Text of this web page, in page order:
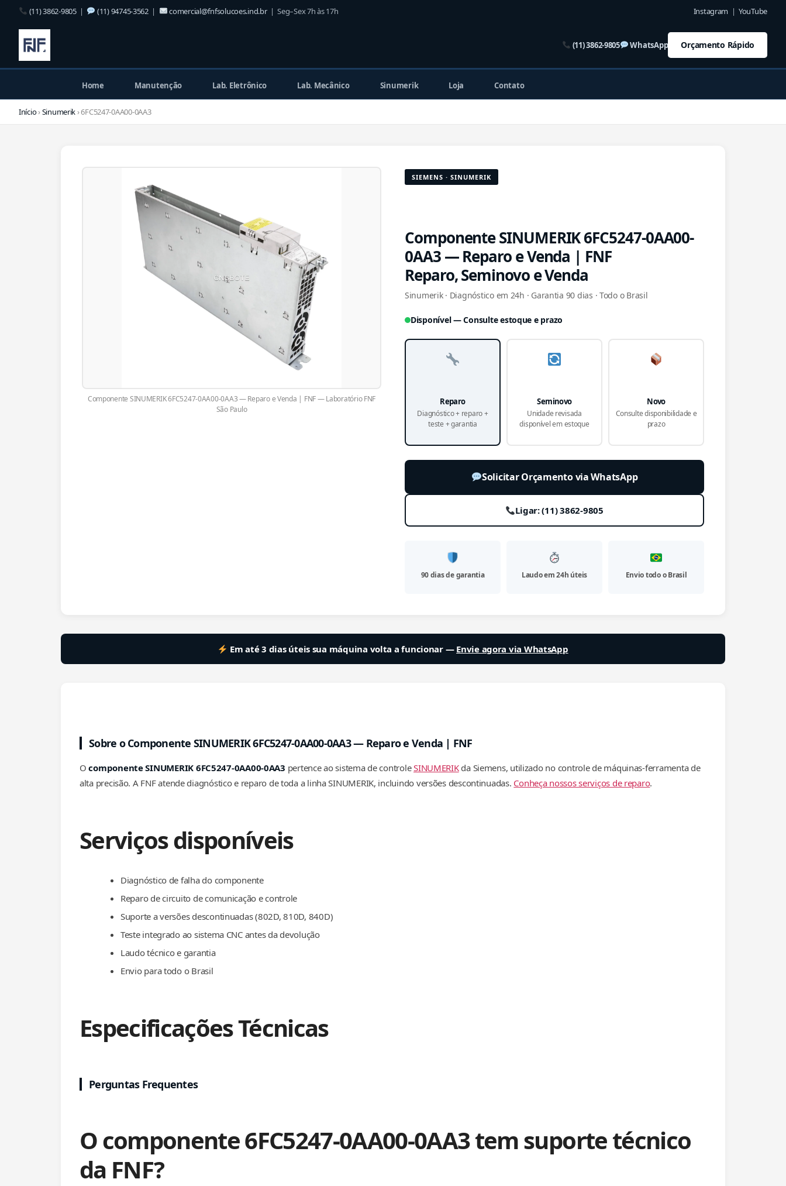
(11) 3862-9805| (11) 94745-3562| comercial@fnfsolucoes.ind.br| Seg–Sex 7h às 17h Instagram | YouTube
(11) 3862-9805 WhatsApp Orçamento Rápido
Home Manutenção Lab. Eletrônico Lab. Mecânico Sinumerik Loja Contato
Início›Sinumerik› 6FC5247-0AA00-0AA3
Componente SINUMERIK 6FC5247-0AA00-0AA3 — Reparo e Venda | FNF — Laboratório FNF
São Paulo
SIEMENS · SINUMERIK
Componente SINUMERIK 6FC5247-0AA00-
0AA3 — Reparo e Venda | FNF
Reparo, Seminovo e Venda
Sinumerik · Diagnóstico em 24h · Garantia 90 dias · Todo o Brasil
Disponível — Consulte estoque e prazo
Reparo
Diagnóstico + reparo +
teste + garantia
Seminovo
Unidade revisada
disponível em estoque
Novo
Consulte disponibilidade e
prazo
Solicitar Orçamento via WhatsApp
Ligar: (11) 3862-9805
90 dias de garantia Laudo em 24h úteis Envio todo o Brasil
Em até 3 dias úteis sua máquina volta a funcionar — Envie agora via WhatsApp
Sobre o Componente SINUMERIK 6FC5247-0AA00-0AA3 — Reparo e Venda | FNF
Ocomponente SINUMERIK 6FC5247-0AA00-0AA3 pertence ao sistema de controleSINUMERIKda Siemens, utilizado no controle de máquinas-ferramenta de
alta precisão. A FNF atende diagnóstico e reparo de toda a linha SINUMERIK, incluindo versões descontinuadas. Conheça nossos serviços de reparo.
Serviços disponíveis
Diagnóstico de falha do componente
Reparo de circuito de comunicação e controle
Suporte a versões descontinuadas (802D, 810D, 840D)
Teste integrado ao sistema CNC antes da devolução
Laudo técnico e garantia
Envio para todo o Brasil
Especificações Técnicas
Perguntas Frequentes
O componente 6FC5247-0AA00-0AA3 tem suporte técnico
da FNF?